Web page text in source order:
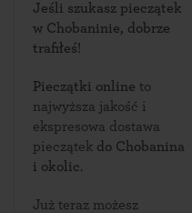
Jeśli szukasz pieczątek
w Chobaninie, dobrze
trafiłeś!
Pieczątki online to
najwyższa jakość i
ekspresowa dostawa
pieczątek do Chobanina
i okolic.
Już teraz możesz